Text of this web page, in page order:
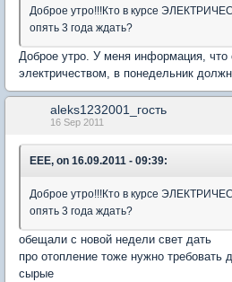
Доброе утро!!!Кто в курсе
опять 3 года ждать?
Доброе утро. У меня информация, что
электричеством, в понедельник
aleks1232001_гость
16 Sep 2011
EEE, on 16.09.2011 - 09:39:
Доброе утро!!!Кто в курсе
опять 3 года ждать?
обещали с новой недели свет дать
про отопление тоже нужно требовать
сырые